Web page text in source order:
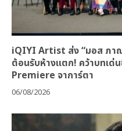
iQIYI Artist ส่ง “มอส ภา
ต้อนรับห้างแตก! คว้าบทเด่
Premiere จาการ์ตา
06/08/2026